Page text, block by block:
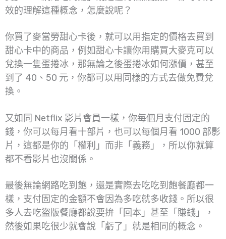
效的理解這種概念，怎麼說呢？
你買了麥當勞甜心卡後，就可以用指定的價格去買到
甜心卡中的商品，例如甜心卡讓你用購買大麥克可以
兌換一隻蛋捲冰，那無論之後蛋捲冰如何漲價，甚至
到了 40、50 元，你都可以用同樣的方式去做免費兌
換。
又如同 Netflix 影片會員一樣，你每個月支付固定的
錢，你可以每月看十部片，也可以每個月看 1000 部影
片，這都是你的「權利」而非「義務」，所以你就算
都不看影片也沒關係。
最後無論網路吃到飽，還是實際去吃吃到飽餐廳都一
樣，支付固定的金額不會因為多吃就多收錢。所以很
多人去吃盜版餐廳都說要拚「回本」甚至「賺錢」，
然後如果吃很少就會說「虧了」就是相同的概念。